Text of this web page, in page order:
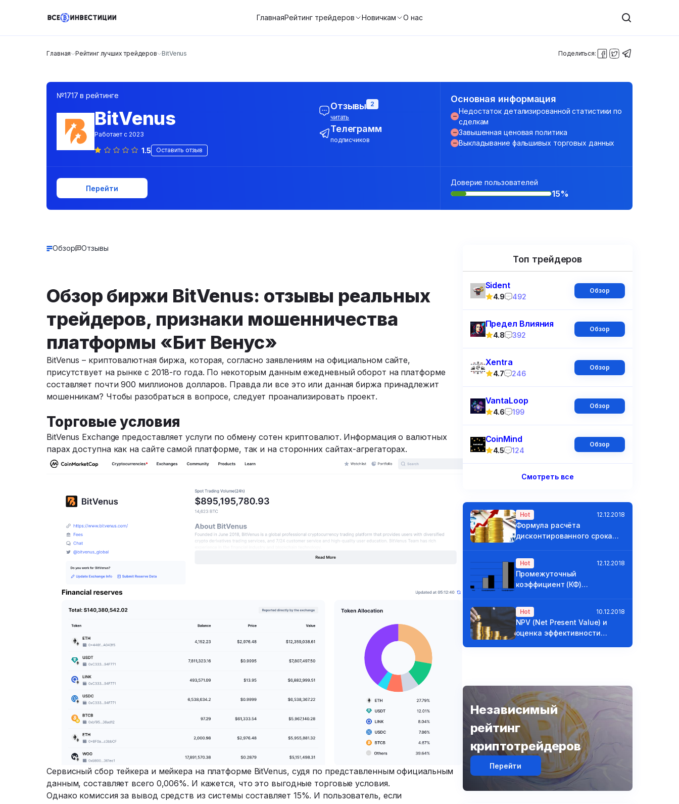
ГлавнаяРейтинг трейдеров Новичкам О нас
Главная Рейтинг лучших трейдеров BitVenus Поделиться:
№1717 в рейтинге
BitVenus
Работает с 2023
1.5 Оставить отзыв
Отзывы 2
читать
Телеграмм
подписчиков
Основная информация
Недостаток детализированной статистики по
сделкам
Завышенная ценовая политика
Выкладывание фальшивых торговых данных
Перейти
Доверие пользователей
15%
Обзор Отзывы
Обзор биржи BitVenus: отзывы реальных
трейдеров, признаки мошенничества
платформы «Бит Венус»
BitVenus – криптовалютная биржа, которая, согласно заявлениям на официальном сайте,
присутствует на рынке с 2018-го года. По некоторым данным ежедневный оборот на платформе
составляет почти 900 миллионов долларов. Правда ли все это или данная биржа принадлежит
мошенникам? Чтобы разобраться в вопросе, следует проанализировать проект.
Торговые условия
BitVenus Exchange предоставляет услуги по обмену сотен криптовалют. Информация о валютных
парах доступна как на сайте самой платформе, так и на сторонних сайтах-агрегаторах.
Сервисный сбор тейкера и мейкера на платформе BitVenus, судя по представленным официальным
данным, составляет всего 0,006%. И кажется, что это выгодные торговые условия.
Однако комиссия за вывод средств из системы составляет 15%. И пользователь, если
Топ трейдеров
Sident
4.9 492
Обзор
Предел Влияния
4.8 392
Обзор
Xentra
4.7 246
Обзор
VantaLoop
4.6 199
Обзор
CoinMind
4.5 124
Обзор
Смотреть все
Hot 12.12.2018
Формула расчёта
дисконтированного срока
Hot 12.12.2018
Промежуточный
коэффициент (КФ)
Hot 10.12.2018
NPV (Net Present Value) и
оценка эффективности
Независимый
рейтинг
криптотрейдеров
Перейти